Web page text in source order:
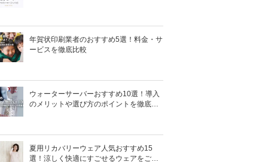
年賀状印刷業者のおすすめ5選！料金・サ
ービスを徹底比較
ウォーターサーバーおすすめ10選！導入
のメリットや選び方のポイントを徹底解
夏用リカバリーウェア人気おすすめ15
選！涼しく快適にすごせるウェアをご紹